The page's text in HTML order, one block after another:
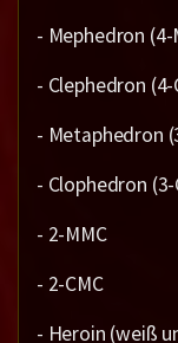
- Mephedron (4-
- Clephedron (4-
- Metaphedron
- Clophedron (3-
- 2-MMC
- 2-CMC
- Heroin (weiß